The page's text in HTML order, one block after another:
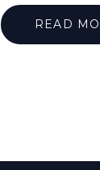
READ